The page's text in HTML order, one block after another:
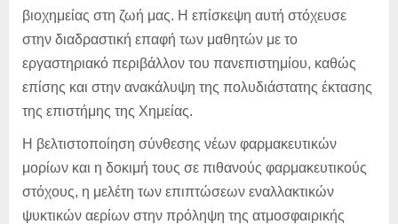
βιοχημείας στη ζωή μας. Η επίσκεψη αυτή στόχευσε
στην διαδραστική επαφή των μαθητών με το
εργαστηριακό περιβάλλον του πανεπιστημίου, καθώς
επίσης και στην ανακάλυψη της πολυδιάστατης έκτασης
της επιστήμης της Χημείας.
Η βελτιστοποίηση σύνθεσης νέων φαρμακευτικών
μορίων και η δοκιμή τους σε πιθανούς φαρμακευτικούς
στόχους, η μελέτη των επιπτώσεων εναλλακτικών
ψυκτικών αερίων στην πρόληψη της ατμοσφαιρικής